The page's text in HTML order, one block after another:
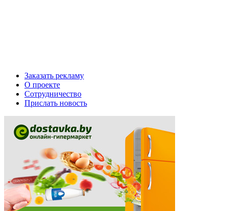
Заказать рекламу
О проекте
Сотрудничество
Прислать новость